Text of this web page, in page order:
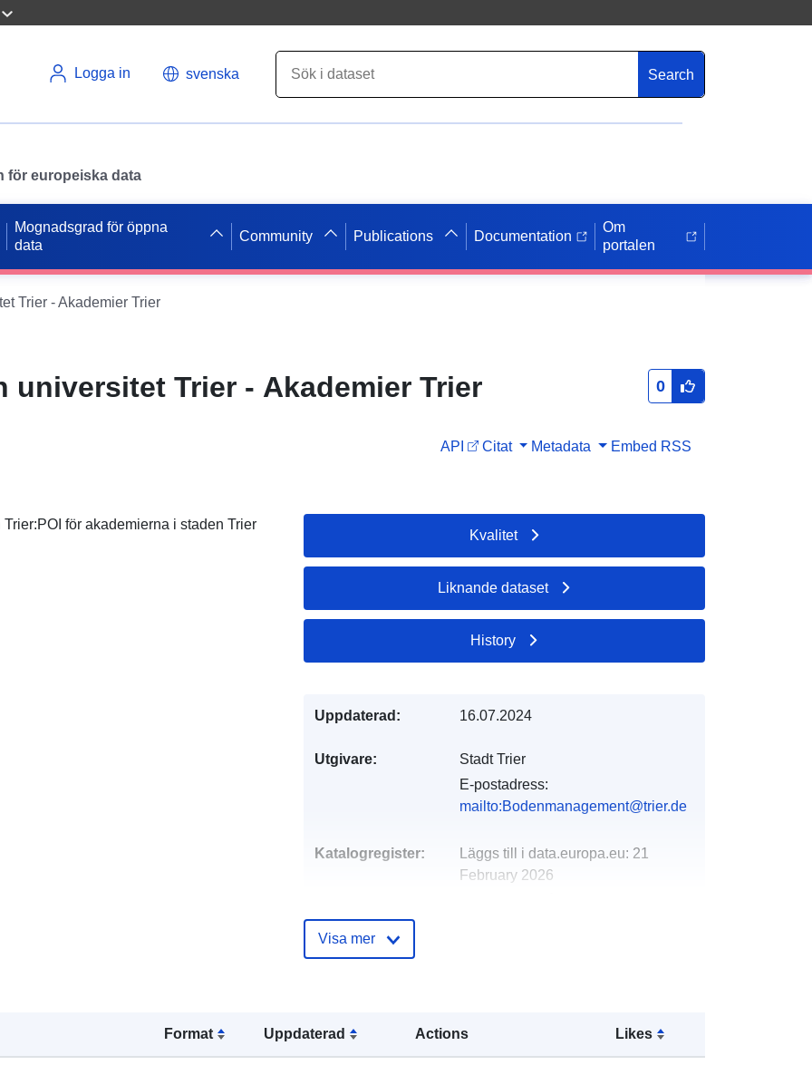
Logga in svenska Search
för europeiska data
Mognadsgrad för öppna
data
Community Publications Documentation
Om
portalen
Trier - Akademier Trier
universitet Trier - Akademier Trier 0
API Citat Metadata Embed RSS
för akademierna i staden Trier
Format Uppdaterad Actions Likes
Kvalitet
Liknande dataset
History
Uppdaterad: 16.07.2024
Utgivare:
Stadt Trier
E-postadress:
mailto:Bodenmanagement@trier.de
Katalogregister: Läggs till i data.europa.eu: 21
February 2026
49.691966 ], [ 6.541518, 49.861523 ]
]
Visa mer